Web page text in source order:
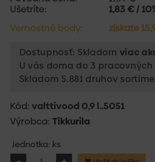
Ušetríte:
1,83 € /
Vernostné body:
získate
Dostupnosť: Skladom viac
U vás doma do 3
Skladom 5.881 druhov
Kód: valttivood 0,9 l..5051
Výrobca: Tikkurila
Jednotka: ks